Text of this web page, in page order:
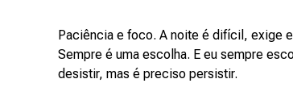
Paciência e foco. A noite é difícil, exige
Sempre é uma escolha. E eu sempre
desistir, mas é preciso persistir.